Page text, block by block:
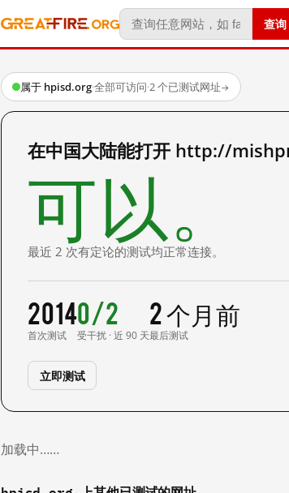
查询
属于 hpisd.org·全部可访问·2 个已测试网址→
在中国大陆能打开 http://
可以。
最近 2 次有定论的测试均正常连接。
2014
首次测试
0/2
受干扰 · 近 90 天
2 个月前
最后测试
立即测试
加载中……